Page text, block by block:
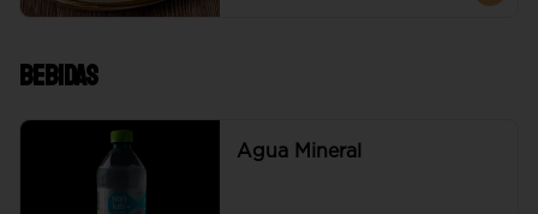
Bebidas
Agua Mineral